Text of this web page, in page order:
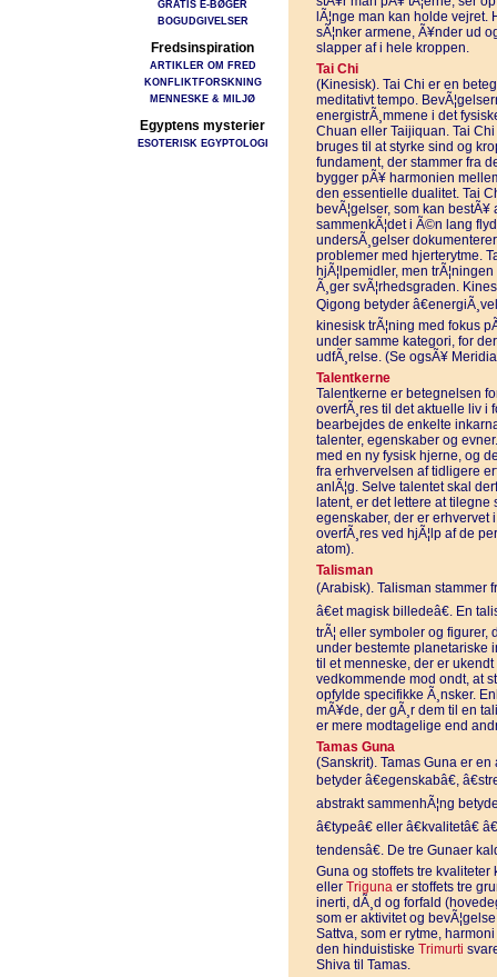
GRATIS E-BØGER
BOGUDGIVELSER
Fredsinspiration
ARTIKLER OM FRED
KONFLIKTFORSKNING
MENNESKE & MILJØ
Egyptens mysterier
ESOTERISK EGYPTOLOGI
lÃ¦nge man kan holde
sÃ¦nker armene, Ã¥nder ud
slapper af i hele kroppen.
Tai Chi
(Kinesisk). Tai Chi er en
meditativt tempo.
energistrÃ¸mmene i det
Chuan eller Taijiquan. Tai
bruges til at styrke sind og
fundament, der stammer fra
bygger pÃ¥ harmonien
den essentielle dualitet. Tai
bevÃ¦gelser, som kan
sammenkÃ¦det i Ã©n lang
undersÃ¸gelser
problemer med hjerterytme.
hjÃ¦lpemidler, men
Ã¸ger svÃ¦rhedsgraden.
Qigong betyder
kinesisk trÃ¦ning med fokus
under samme kategori, for
udfÃ¸relse. (Se ogsÃ¥
Talentkerne
Talentkerne er betegnelsen
overfÃ¸res til det aktuelle liv i
bearbejdes de enkelte
talenter, egenskaber og
med en ny fysisk hjerne, og
fra erhvervelsen af tidligere
anlÃ¦g. Selve talentet skal
latent, er det lettere at
egenskaber, der er erhvervet
overfÃ¸res ved hjÃ¦lp af de
atom).
Talisman
(Arabisk). Talisman stammer
â€et magisk billedeâ€. En
trÃ¦ eller symboler og figurer,
under bestemte planetariske
til et menneske, der er
vedkommende mod ondt, at
opfylde specifikke Ã¸nsker.
mÃ¥de, der gÃ¸r dem til en
er mere modtagelige end
Tamas Guna
(Sanskrit). Tamas Guna er
betyder â€egenskabâ€,
abstrakt sammenhÃ¦ng
â€typeâ€ eller â€kvalitetâ€
tendensâ€. De tre Gunaer
Guna og stoffets tre
eller Triguna er stoffets tre
inerti, dÃ¸d og forfald
som er aktivitet og
Sattva, som er rytme,
den hinduistiske Trimurti
Shiva til Tamas.